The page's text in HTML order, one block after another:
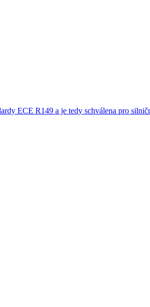
ECE R149 a je tedy schválena pro